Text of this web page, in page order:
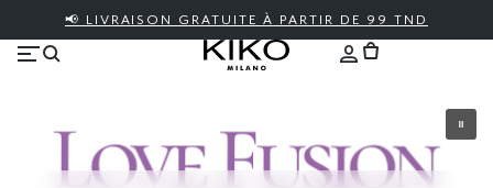
📢 LIVRAISON GRATUITE À PARTIR DE 99 TND